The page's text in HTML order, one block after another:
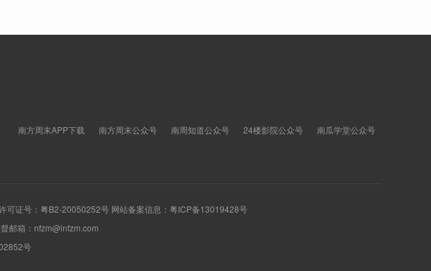
南方周末APP下载
南方周末公众号 南周知道公众号 24楼影院公众号 南瓜学堂公众号
证号：粤B2-20050252号 网站备案信息： 粤ICP备13019428号
邮箱：nfzm@infzm.com
号